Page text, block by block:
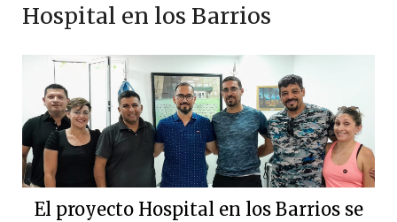
Hospital en los Barrios
El proyecto Hospital en los Barrios se